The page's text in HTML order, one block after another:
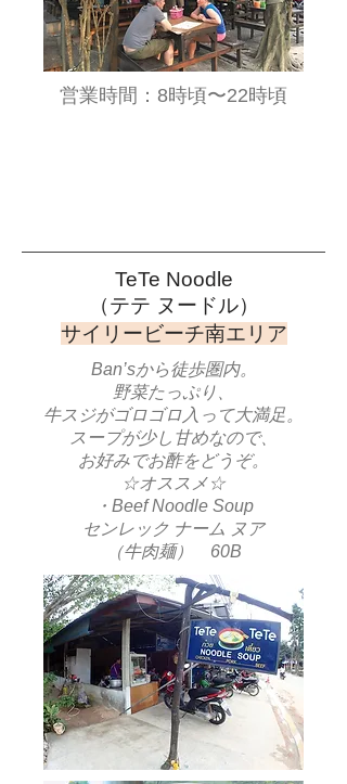
​営業時間：8時頃〜22時頃
TeTe Noodle
​（テテ ヌードル）
​サイリービーチ南エリア
Ban’sから徒歩圏内。
野菜たっぷり、
牛スジがゴロゴロ入って大満足。
スープが少し甘めなので、
お好みでお酢をどうぞ。
​☆オススメ☆
・Beef Noodle Soup
センレック ナーム ヌア
（牛肉麺） 60B